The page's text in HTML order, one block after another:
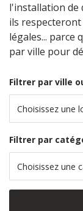
l'installation de
ils
légales... parce
par ville pour
Filtrer par ville
Choisissez une
Filtrer par
Choisissez une